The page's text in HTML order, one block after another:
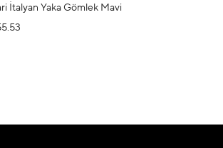
İtalyan Yaka Gömlek Mavi